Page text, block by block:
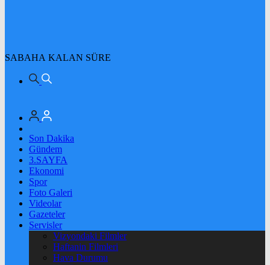
SABAHA KALAN SÜRE
Son Dakika
Gündem
3.SAYFA
Ekonomi
Spor
Foto Galeri
Videolar
Gazeteler
Servisler
Vizyondaki Filmler
Haftanin Filmleri
Hava Durumu